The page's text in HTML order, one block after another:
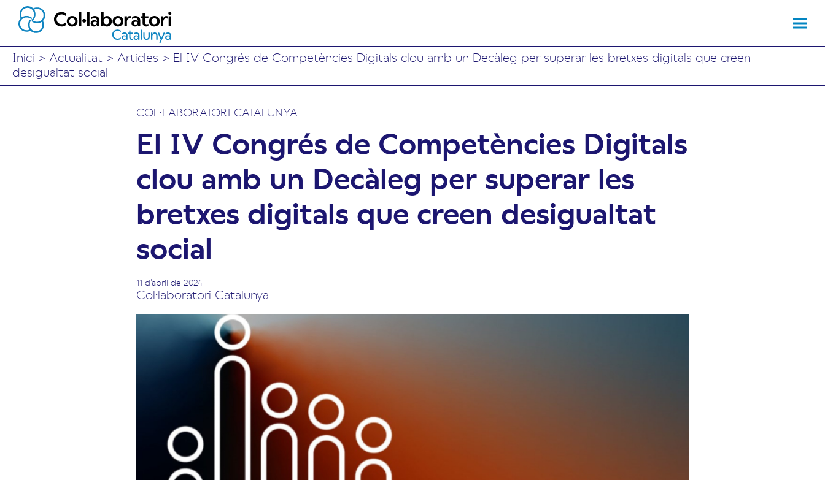
Inici > Actualitat > Articles > El IV Congrés de Competències Digitals clou amb un Decàleg per superar les bretxes digitals que creen
desigualtat social
COL·LABORATORI CATALUNYA
El IV Congrés de Competències Digitals
clou amb un Decàleg per superar les
bretxes digitals que creen desigualtat
social
11 d'abril de 2024
Col·laboratori Catalunya